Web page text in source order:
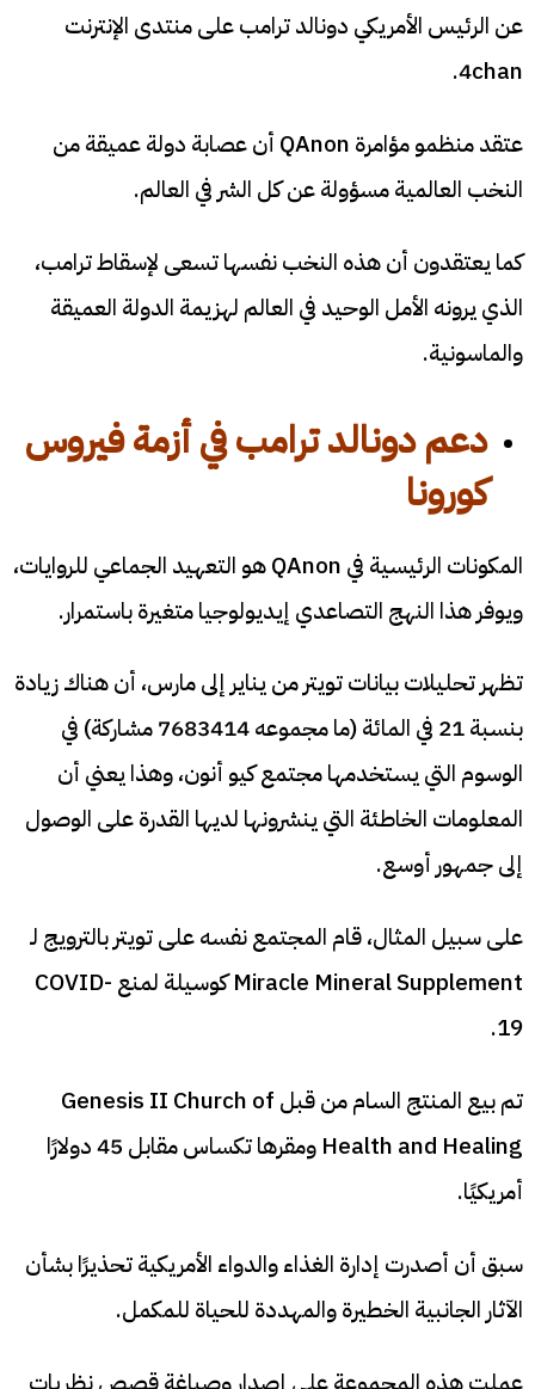
عن الرئيس الأمريكي دونالد ترامب على منتدى الإنترنت
4chan.
عتقد منظمو مؤامرة QAnon أن عصابة دولة عميقة من
النخب العالمية مسؤولة عن كل الشر في العالم.
كما يعتقدون أن هذه النخب نفسها تسعى لإسقاط ترامب،
الذي يرونه الأمل الوحيد في العالم لهزيمة الدولة العميقة
والماسونية.
دعم دونالد ترامب في أزمة فيروس
كورونا
المكونات الرئيسية في QAnon هو التعهيد الجماعي للروايات،
ويوفر هذا النهج التصاعدي إيديولوجيا متغيرة باستمرار.
تظهر تحليلات بيانات تويتر من يناير إلى مارس، أن هناك زيادة
بنسبة 21 في المائة (ما مجموعه 7683414 مشاركة) في
الوسوم التي يستخدمها مجتمع كيو أنون، وهذا يعني أن
المعلومات الخاطئة التي ينشرونها لديها القدرة على الوصول
إلى جمهور أوسع.
على سبيل المثال، قام المجتمع نفسه على تويتر بالترويج لـ
Miracle Mineral Supplement كوسيلة لمنع COVID-
19.
تم بيع المنتج السام من قبل Genesis II Church of
Health and Healing ومقرها تكساس مقابل 45 دولارًا
أمريكيًا.
سبق أن أصدرت إدارة الغذاء والدواء الأمريكية تحذيرًا بشأن
الآثار الجانبية الخطيرة والمهددة للحياة للمكمل.
عملت هذه المجموعة على إصدار وصياغة قصص نظريات